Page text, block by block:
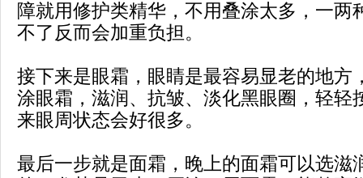
障就用修护类精华，不用叠涂太多，一两
不了反而会加重负担。
接下来是眼霜，眼睛是最容易显老的地方
涂眼霜，滋润、抗皱、淡化黑眼圈，轻轻
来眼周状态会好很多。
最后一步就是面霜，晚上的面霜可以选滋